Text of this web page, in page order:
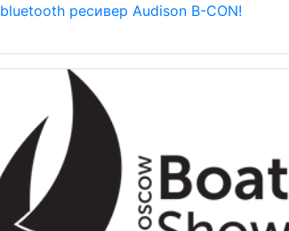
bluetooth ресивер Audison B-CON!